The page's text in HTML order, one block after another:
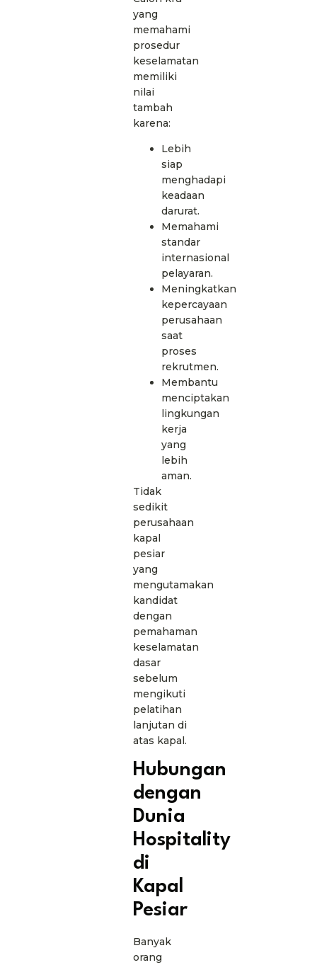
yang
memahami
prosedur
keselamatan
memiliki
nilai
tambah
karena:
Lebih
siap
menghadapi
keadaan
darurat.
Memahami
standar
internasional
pelayaran.
Meningkatkan
kepercayaan
perusahaan
saat
proses
rekrutmen.
Membantu
menciptakan
lingkungan
kerja
yang
lebih
aman.
Tidak
sedikit
perusahaan
kapal
pesiar
yang
mengutamakan
kandidat
dengan
pemahaman
keselamatan
dasar
sebelum
mengikuti
pelatihan
lanjutan di
atas kapal.
Hubungan
dengan
Dunia
Hospitality
di
Kapal
Pesiar
Banyak
orang